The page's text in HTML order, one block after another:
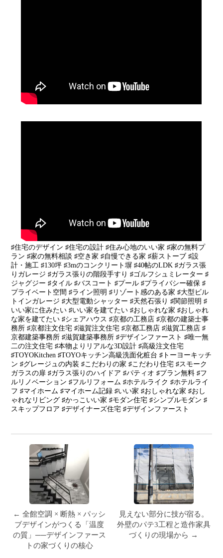
♯住宅のデザイン ♯住宅の設計 ♯住み心地のいい家 ♯家の無料プ
ラン ♯家の無料相談 ♯空き家 ♯自慢できる家 ♯薪ストーブ ♯設
計・施工 ♯130坪 ♯3mのコンクリート塀 ♯40帖のLDK ♯ガラス張
りガレージ ♯ガラス張りの階段手すり ♯ゴルフシュミレーター ♯
ジャグジー ♯タイル ♯バスコート ♯プール ♯プライバシー確保 ♯
プライベート空間 ♯ライン照明 ♯リゾート感のある家 ♯大型ビル
トインガレージ ♯大型電動シャッター ♯天然石張り ♯関節照明 ♯
いい家に住みたい ♯いい家を建てたい ♯おしゃれな家 ♯おしゃれ
な家を建てたい ♯シェアハウス ♯京都の工務店 ♯京都の建築士事
務所 ♯京都注文住宅 ♯滋賀注文住宅 ♯京都工務店 ♯滋賀工務店 ♯
京都建築事務所 ♯滋賀建築事務所 ♯デザインファースト ♯唯一無
二の注文住宅 ♯本物よりリアルな3D設計 ♯高級注文住宅
♯TOYOKitchen ♯TOYOキッチン高級洗面化粧台 ♯トーヨーキッチ
ン ♯グレージュの内装 ♯こだわりの家 ♯こだわり住宅 ♯スモーク
ガラスの扉 ♯ガラス張りのハイドア ♯パティオ ♯プラン無料 ♯フ
ルリノベーション ♯フルリフォーム ♯ホテルライク ♯ホテルライ
フ ♯マイホーム ♯マイホーム記録 ♯いい家 ♯おしゃれな家 ♯おし
ゃれなリビング ♯かっこいい家 ♯モダン住宅 ♯シンプルモダン ♯
スキップフロア ♯デザイナーズ住宅 ♯デザインファースト
← 全館空調 × 断熱 × パッシ
ブデザインがつくる「温度
の質」──デザインファース
トの家づくりの核心
見えない部分に技が宿る。
外壁のパテ3工程と造作家具
づくりの現場から →